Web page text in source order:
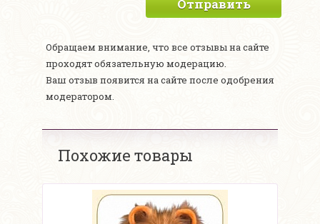
Отправить
Обращаем внимание, что все отзывы на сайте
проходят обязательную модерацию.
Ваш отзыв появится на сайте после одобрения
модератором.
Похожие товары